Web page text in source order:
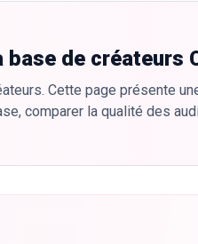
base de créateurs
Cette page présente
comparer la qualité des